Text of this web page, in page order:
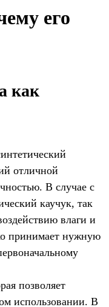
его
как
отличной
В случае с
каучук, так
влаги и
принимает нужную
позволяет
использовании. В